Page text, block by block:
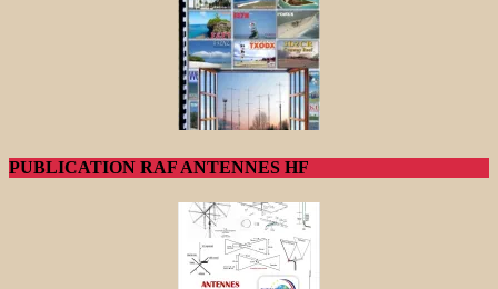
PUBLICATION RAF ANTENNES HF